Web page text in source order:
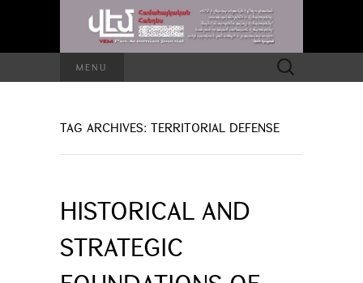
MENU
Search
for:
TAG ARCHIVES: TERRITORIAL DEFENSE
HISTORICAL AND
STRATEGIC